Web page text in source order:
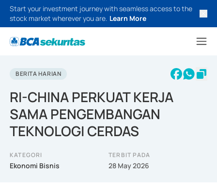
Start your investment journey with seamless access to the
stock market wherever you are. Learn More
BERITA HARIAN
RI-CHINA PERKUAT KERJA
SAMA PENGEMBANGAN
TEKNOLOGI CERDAS
KATEGORI
Ekonomi Bisnis
TERBIT PADA
28 May 2026